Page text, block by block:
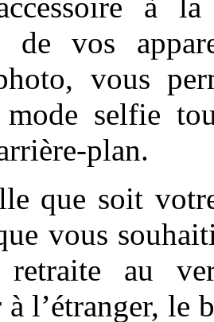
de vos
vous
selfie
plan.
que soit
vous
retraite au
l’étranger, le